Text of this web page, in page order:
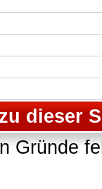
dieser
Gründe